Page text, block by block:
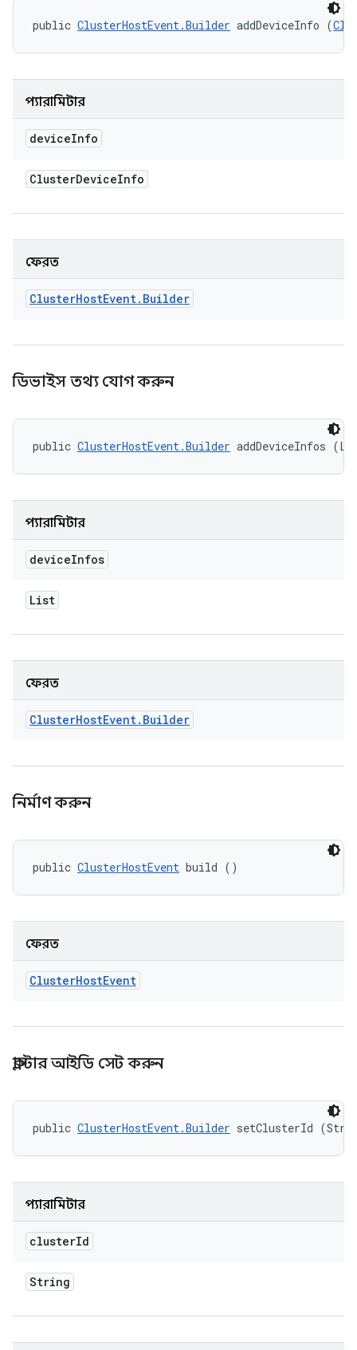
public ClusterHostEvent.Builder addDeviceInfo (
প্যারামিটার
deviceInfo
ClusterDeviceInfo
ফেরত
ClusterHostEvent. Builder
ডিভাইস তথ্য যোগ করুন
public ClusterHostEvent.Builder addDeviceInfos
প্যারামিটার
deviceInfos
List
ফেরত
ClusterHostEvent. Builder
নির্মাণ করুন
public ClusterHostEvent build ()
ফেরত
ClusterHostEvent
ক্লাস্টার আইডি সেট করুন
public ClusterHostEvent.Builder setClusterId
প্যারামিটার
clusterId
String